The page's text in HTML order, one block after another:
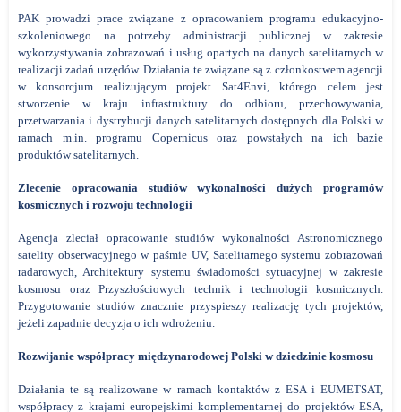
PAK prowadzi prace związane z opracowaniem programu edukacyjno-
szkoleniowego na potrzeby administracji publicznej w zakresie
wykorzystywania zobrazowań i usług opartych na danych satelitarnych w
realizacji zadań urzędów. Działania te związane są z członkostwem agencji
w konsorcjum realizującym projekt Sat4Envi, którego celem jest
stworzenie w kraju infrastruktury do odbioru, przechowywania,
przetwarzania i dystrybucji danych satelitarnych dostępnych dla Polski w
ramach m.in. programu Copernicus oraz powstałych na ich bazie
produktów satelitarnych.
Zlecenie opracowania studiów wykonalności dużych programów
kosmicznych i rozwoju technologii
Agencja zleciał opracowanie studiów wykonalności Astronomicznego
satelity obserwacyjnego w paśmie UV, Satelitarnego systemu zobrazowań
radarowych, Architektury systemu świadomości sytuacyjnej w zakresie
kosmosu oraz Przyszłościowych technik i technologii kosmicznych.
Przygotowanie studiów znacznie przyspieszy realizację tych projektów,
jeżeli zapadnie decyzja o ich wdrożeniu.
Rozwijanie współpracy międzynarodowej Polski w dziedzinie kosmosu
Działania te są realizowane w ramach kontaktów z ESA i EUMETSAT,
współpracy z krajami europejskimi komplementarnej do projektów ESA,